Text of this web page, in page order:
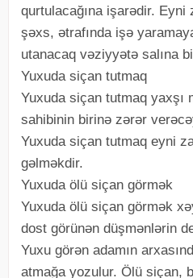
qurtulacağına işarədir. Eyni
şəxs, ətrafında işə
utanacaq vəziyyətə salına
Yuxuda siçan tutmaq
Yuxuda siçan tutmaq yaxşı
sahibinin birinə zərər
Yuxuda siçan tutmaq eyni
gəlməkdir.
Yuxuda ölü siçan görmək
Yuxuda ölü siçan görmək
dost görünən düşmənlərin
Yuxu görən adamın
atmağa yozulur. Ölü siçan,